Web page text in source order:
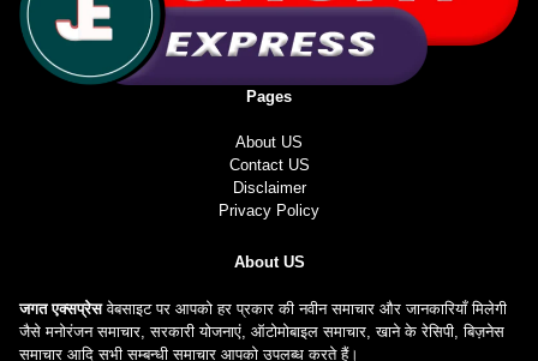
Pages
About US
Contact US
Disclaimer
Privacy Policy
About US
जगत एक्सप्रेसवेबसाइट पर आपको हर प्रकार की नवीन समाचार और जानकारियाँ मिलेगी
जैसे मनोरंजन समाचार, सरकारी योजनाएं, ऑटोमोबाइल समाचार, खाने के रेसिपी, बिज़नेस
समाचार आदि सभी सम्बन्धी समाचार आपको उपलब्ध करते हैं।